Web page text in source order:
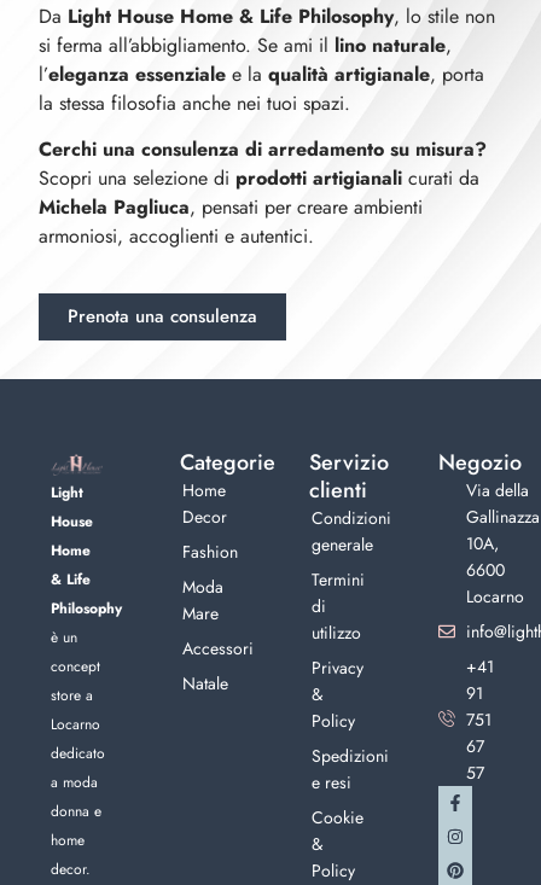
Da Light House Home & Life Philosophy, lo stile non
si ferma all’abbigliamento. Se ami il lino naturale,
l’eleganza essenziale e la qualità artigianale, porta
la stessa filosofia anche nei tuoi spazi.
Cerchi una consulenza di arredamento su misura?
Scopri una selezione di prodotti artigianali curati da
Michela Pagliuca, pensati per creare ambienti
armoniosi, accoglienti e autentici.
Prenota una consulenza
Light
House
Home
& Life
Philosophy
è un
concept
store a
Locarno
dedicato
a moda
donna e
home
decor.
Categorie
Home
Decor
Fashion
Moda
Mare
Accessori
Natale
Servizio
clienti
Condizioni
generale
Termini
di
utilizzo
Privacy
&
Policy
Spedizioni
e resi
Cookie
&
Policy
Negozio
Via della
Gallinazza
10A,
6600
Locarno
+41
91
751
67
57